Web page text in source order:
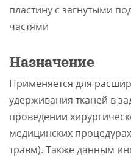
пластину с загнутыми
частями
Назначение
Применяется для
удерживания тканей в
проведении
медицинских
травм). Также данным